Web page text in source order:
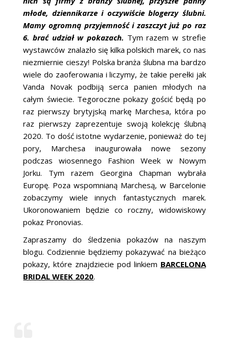
młode, dziennikarze i oczywiście blogerzy ślubni.
Mamy ogromną przyjemność i zaszczyt już po raz
6. brać udział w pokazach. Tym razem w strefie
wystawców znalazło się kilka polskich marek, co nas
niezmiernie cieszy! Polska branża ślubna ma bardzo
wiele do zaoferowania i liczymy, że takie perełki jak
Vanda Novak podbiją serca panien młodych na
całym świecie. Tegoroczne pokazy gościć będą po
raz pierwszy brytyjską markę Marchesa, która po
raz pierwszy zaprezentuje swoją kolekcję ślubną
2020. To dość istotne wydarzenie, ponieważ do tej
pory, Marchesa inaugurowała nowe sezony
podczas wiosennego Fashion Week w Nowym
Jorku. Tym razem Georgina Chapman wybrała
Europę. Poza wspomnianą Marchesą, w Barcelonie
zobaczymy wiele innych fantastycznych marek.
Ukoronowaniem będzie co roczny, widowiskowy
pokaz Pronovias.
Zapraszamy do śledzenia pokazów na naszym
blogu. Codziennie będziemy pokazywać na bieżąco
pokazy, które znajdziecie pod linkiem BARCELONA
BRIDAL WEEK 2020.